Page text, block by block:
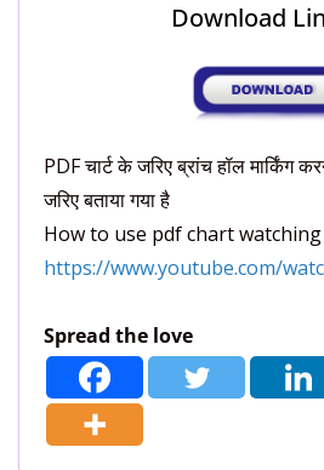
Download
PDF चार्ट के जरिए ब्रांच हॉल मार्किंग
जरिए बताया गया है
How to use pdf chart
https://www.youtube.com/
Spread the love